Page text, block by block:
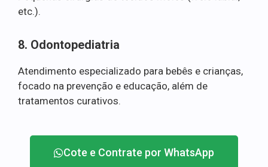
etc.).
8. Odontopediatria
Atendimento especializado para bebês e crianças,
focado na prevenção e educação, além de
tratamentos curativos.
Cote e Contrate por WhatsApp